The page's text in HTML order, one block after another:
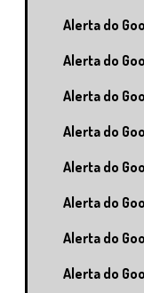
Alerta do
Alerta do
Alerta do
Alerta do
Alerta do
Alerta do
Alerta do
Alerta do